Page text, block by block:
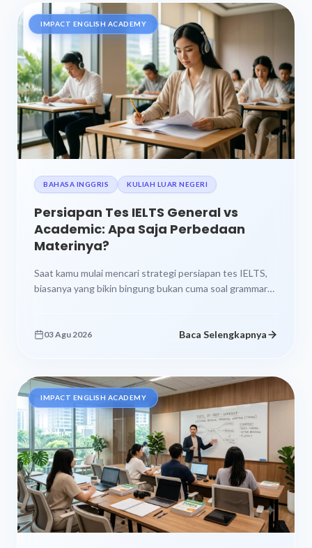
IMPACT ENGLISH ACADEMY
BAHASA INGGRIS KULIAH LUAR NEGERI
Persiapan Tes IELTS General vs
Academic: Apa Saja Perbedaan
Materinya?
Saat kamu mulai mencari strategi persiapan tes IELTS,
biasanya yang bikin bingung bukan cuma soal grammar
03 Agu 2026 Baca Selengkapnya
IMPACT ENGLISH ACADEMY